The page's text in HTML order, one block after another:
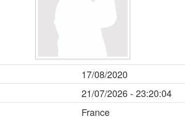
17/08/2020
21/07/2026 - 23:20:04
France